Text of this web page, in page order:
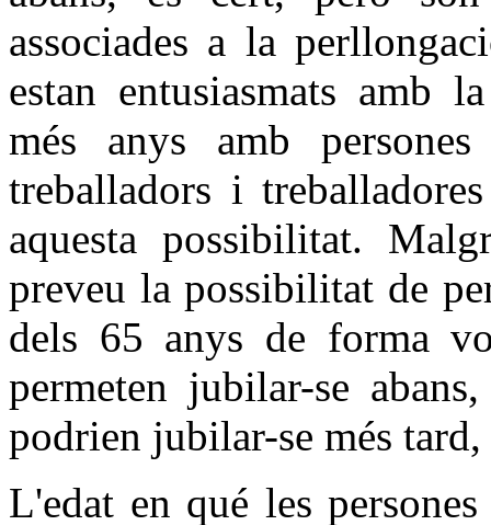
associades a la
estan entusiasmats amb
més anys amb
treballadors i
aquesta possibilitat.
preveu la possibilitat de
dels 65 anys de forma
permeten jubilar-se
podrien jubilar-se més
L'edat en qué les